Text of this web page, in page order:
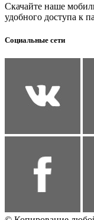
Скачайте наше
удобного доступа к
Социальные сети